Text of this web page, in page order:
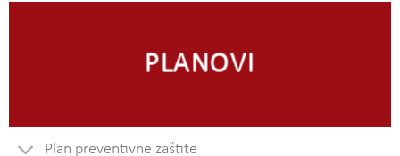
PLANOVI
Plan preventivne zaštite